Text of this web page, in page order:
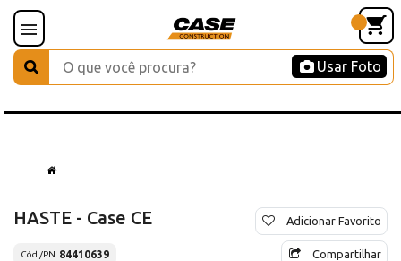
Usar Foto
HASTE - Case CE
Cód./PN 84410639
Adicionar Favorito
Compartilhar